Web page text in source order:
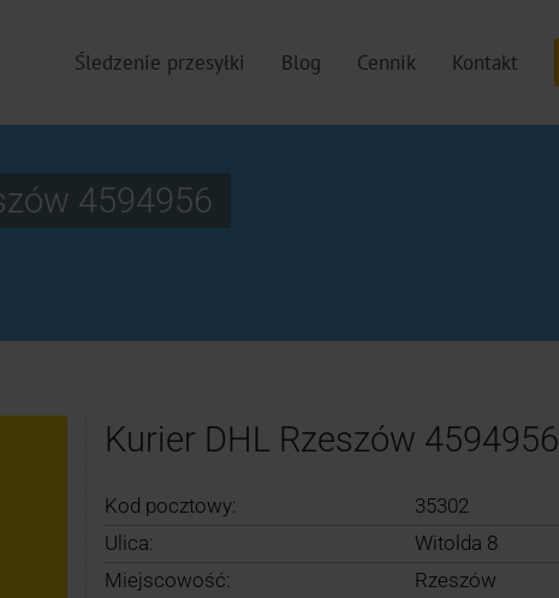
Śledzenie przesyłki Blog Cennik Kontakt
4594956
Kurier DHL Rzeszów 4594956
Kod pocztowy:
35302
Ulica:
Witolda 8
Miejscowość:
Rzeszów